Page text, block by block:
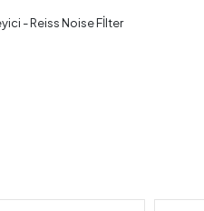
- Reiss Noise Fİlter